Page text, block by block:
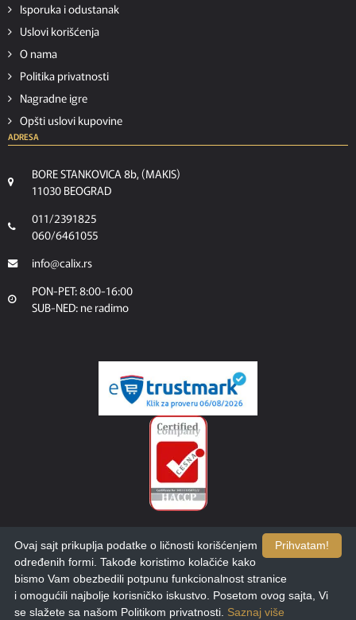
Isporuka i odustanak
Uslovi korišćenja
O nama
Politika privatnosti
Nagradne igre
Opšti uslovi kupovine
ADRESA
BORE STANKOVICA 8b, (MAKIS)
11030 BEOGRAD
011/2391825
060/6461055
info@calix.rs
PON-PET: 8:00-16:00
SUB-NED: ne radimo
Copyright © 2025. Calix. Dizajn i razvoj:etikDigital.
Prihvatam!
Ovaj sajt prikuplja podatke o ličnosti korišćenjem
određenih formi. Takođe koristimo kolačiće kako
bismo Vam obezbedili potpunu funkcionalnost stranice
i omogućili najbolje korisničko iskustvo. Posetom ovog sajta, Vi
se slažete sa našom Politikom privatnosti. Saznaj više